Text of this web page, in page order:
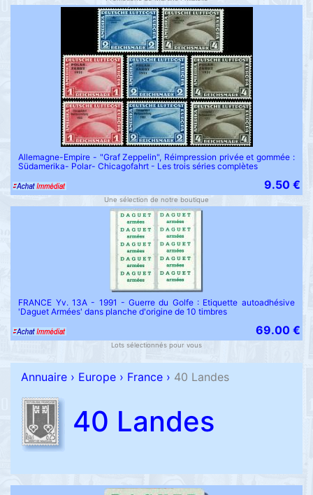
Allemagne-Empire - "Graf Zeppelin", Réimpression privée et gommée :
Südamerika- Polar- Chicagofahrt - Les trois séries complètes
9.50 €
Une sélection de notre boutique
FRANCE Yv. 13A - 1991 - Guerre du Golfe : Etiquette autoadhésive
'Daguet Armées' dans planche d'origine de 10 timbres
69.00 €
Lots sélectionnés pour vous
Annuaire › Europe › France › 40 Landes
40 Landes